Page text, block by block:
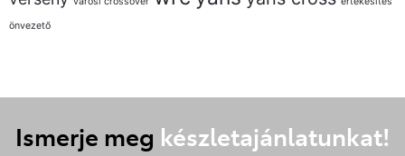
önvezető
Ismerje meg készletajánlatunkat!